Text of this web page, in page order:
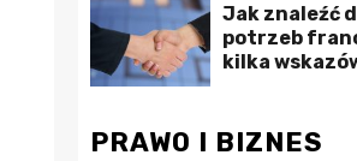
Jak znaleźć
potrzeb
kilka
PRAWO I BIZNES